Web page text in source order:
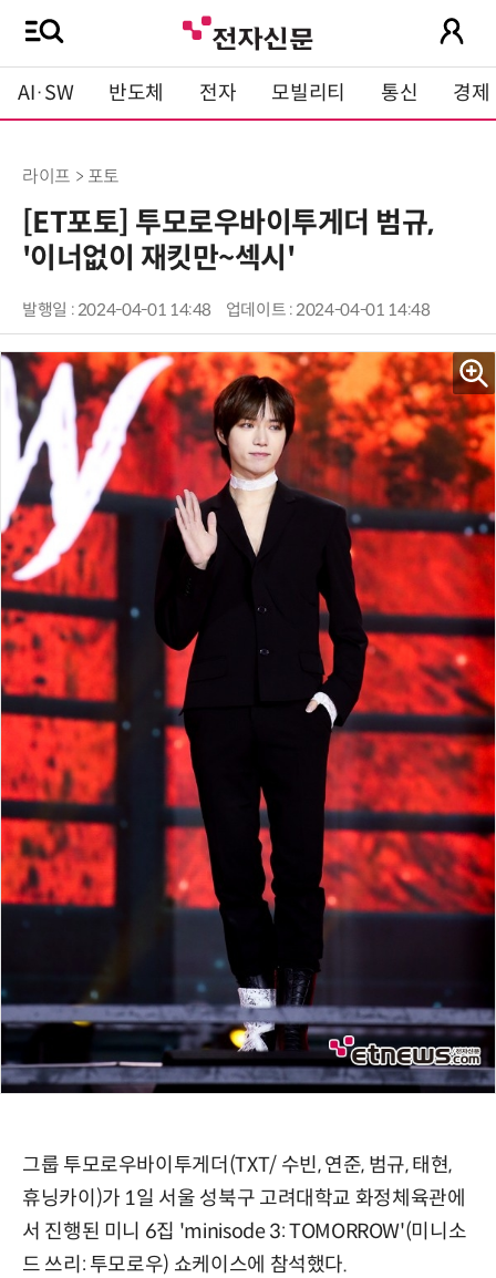
AI·SW 반도체 전자 모빌리티 통신 경제
라이프 > 포토
[ET포토] 투모로우바이투게더 범규,
'이너없이 재킷만~섹시'
발행일 : 2024-04-01 14:48 업데이트 : 2024-04-01 14:48
그룹 투모로우바이투게더(TXT/ 수빈, 연준, 범규, 태현,
휴닝카이)가 1일 서울 성북구 고려대학교 화정체육관에
서 진행된 미니 6집 'minisode 3: TOMORROW'(미니소
드 쓰리: 투모로우) 쇼케이스에 참석했다.